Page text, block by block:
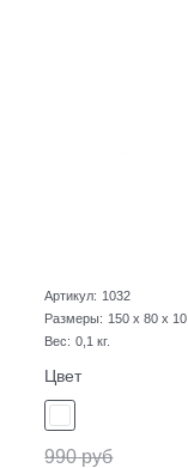
Артикул: 1032
Размеры: 150 x 80 x 10
Вес: 0,1 кг.
Цвет
990 руб